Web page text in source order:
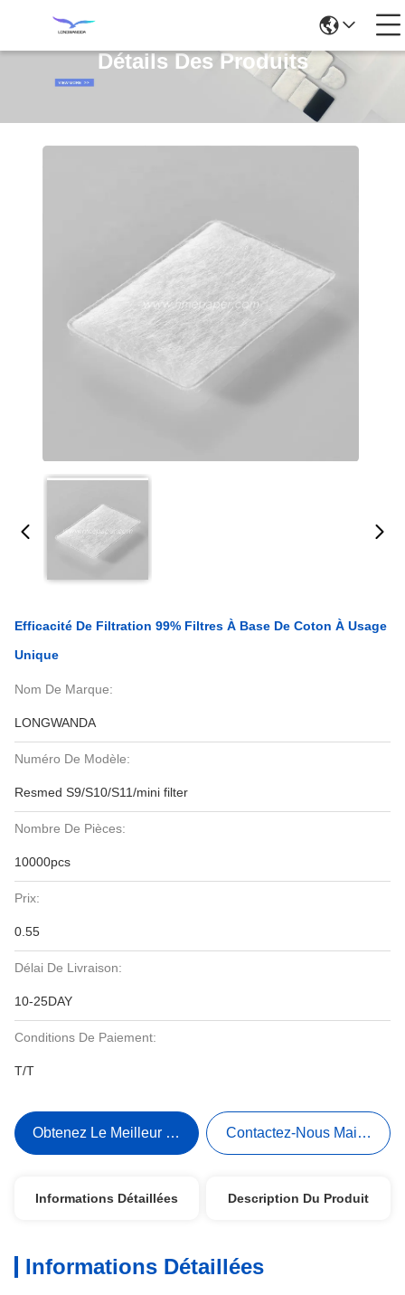
Détails Des Produits
Efficacité De Filtration 99% Filtres À Base De Coton À Usage
Unique
Nom De Marque:
LONGWANDA
Numéro De Modèle:
Resmed S9/S10/S11/mini filter
Nombre De Pièces:
10000pcs
Prix:
0.55
Délai De Livraison:
10-25DAY
Conditions De Paiement:
T/T
Obtenez Le Meilleur Prix Contactez-Nous Maintenant
Informations Détaillées Description Du Produit
Informations Détaillées